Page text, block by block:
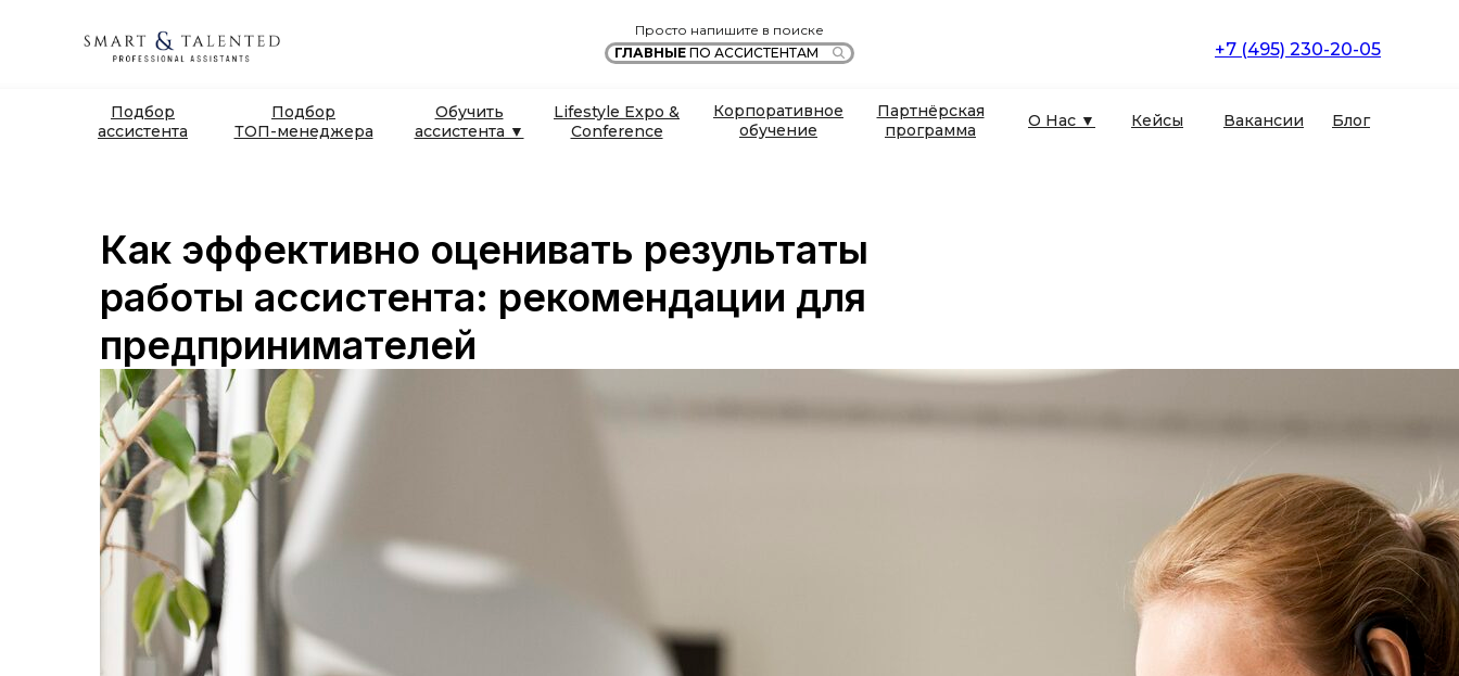
+7 (495) 230-20-05
Подбор
ассистента
Корпоративное
обучение
О Нас ▼ Кейсы
Обучить
ассистента ▼
Партнёрская
программа
Вакансии Блог
Просто напишите в поиске
ГЛАВНЫЕ ПО АССИСТЕНТАМ
Подбор
ТОП-менеджера
Lifestyle Expo &
Conference
Как эффективно оценивать результаты
работы ассистента: рекомендации для
предпринимателей